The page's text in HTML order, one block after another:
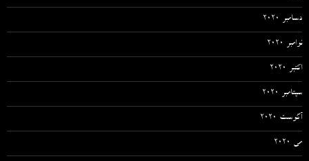
دسامبر 2020
نوامبر 2020
اکتبر 2020
سپتامبر 2020
آگوست 2020
می 2020